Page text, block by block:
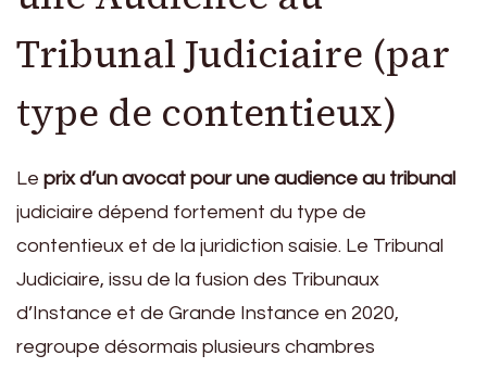
Tribunal Judiciaire (par
type de contentieux)
Le prix d’un avocat pour une audience au tribunal
judiciaire dépend fortement du type de
contentieux et de la juridiction saisie. Le Tribunal
Judiciaire, issu de la fusion des Tribunaux
d’Instance et de Grande Instance en 2020,
regroupe désormais plusieurs chambres